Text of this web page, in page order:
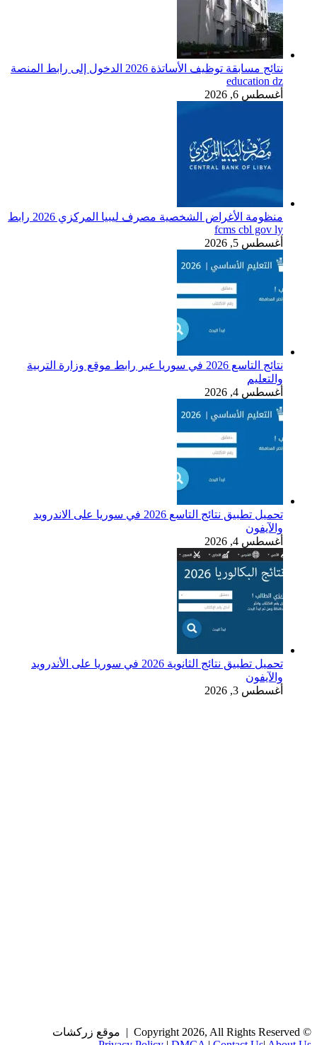
نتائج مسابقة توظيف الأساتذة 2026 الدخول إلى رابط المنصة
education dz
أغسطس 6, 2026
منظومة الأغراض الشخصية مصرف ليبيا المركزي 2026 رابط
fcms cbl gov ly
أغسطس 5, 2026
نتائج التاسع 2026 في سوريا عبر رابط موقع وزارة التربية
والتعليم
أغسطس 4, 2026
تحميل تطبيق نتائج التاسع 2026 في سوريا على الاندرويد
والآيفون
أغسطس 4, 2026
تحميل تطبيق نتائج الثانوية 2026 في سوريا على الأندرويد
والآيفون
أغسطس 3, 2026
© Copyright 2026, All Rights Reserved | موقع زركشات